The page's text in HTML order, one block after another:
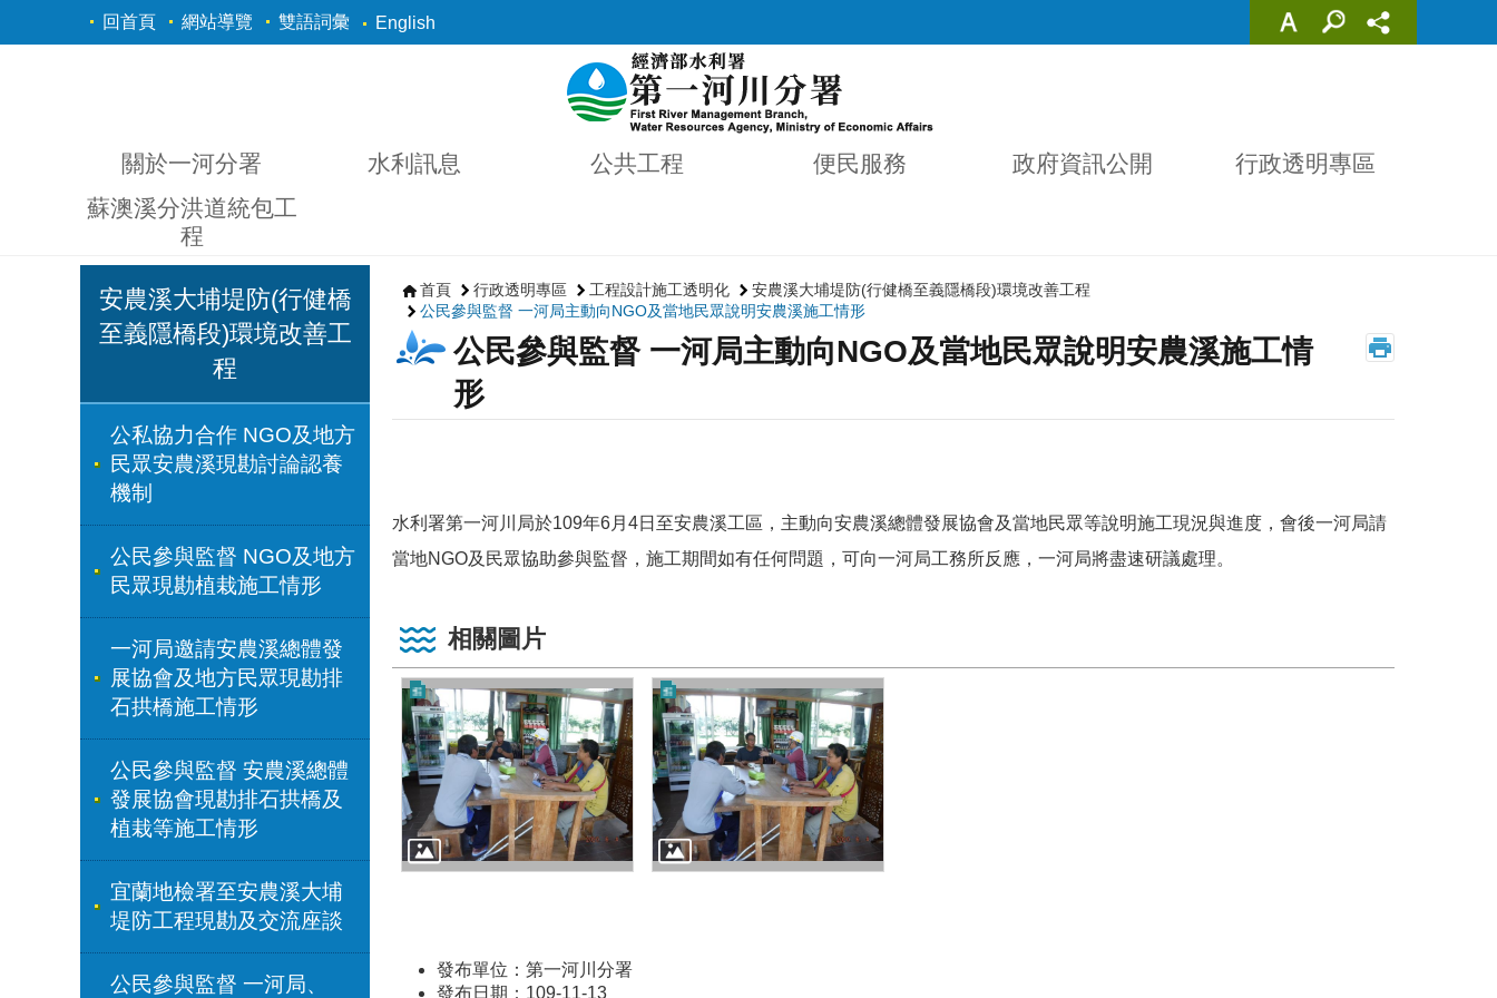
跳到主要內容區塊
回首頁 網站導覽 雙語詞彙 English
關於一河分署 水利訊息 公共工程 便民服務 政府資訊公開
行政透明專區
蘇澳溪分洪道統包工
程
安農溪大埔堤防(行健橋
至義隱橋段)環境改善工
程
公私協力合作 NGO及地方
民眾安農溪現勘討論認養
機制
公民參與監督 NGO及地方
民眾現勘植栽施工情形
一河局邀請安農溪總體發
展協會及地方民眾現勘排
石拱橋施工情形
公民參與監督 安農溪總體
發展協會現勘排石拱橋及
植栽等施工情形
宜蘭地檢署至安農溪大埔
堤防工程現勘及交流座談
公民參與監督 一河局、
首頁 行政透明專區 工程設計施工透明化
安農溪大埔堤防(行健橋至義隱橋段)環境改善工程
公民參與監督 一河局主動向NGO及當地民眾說明安農溪施工情形
公民參與監督 一河局主動向NGO及當地民眾說明安農溪施工情
形
水利署第一河川局於109年6月4日至安農溪工區，主動向安農溪總體發展協會及當地民眾等說明施工現況與進度，會後一河局請
當地NGO及民眾協助參與監督，施工期間如有任何問題，可向一河局工務所反應，一河局將盡速研議處理。
相關圖片
發布單位：第一河川分署
發布日期：109-11-13